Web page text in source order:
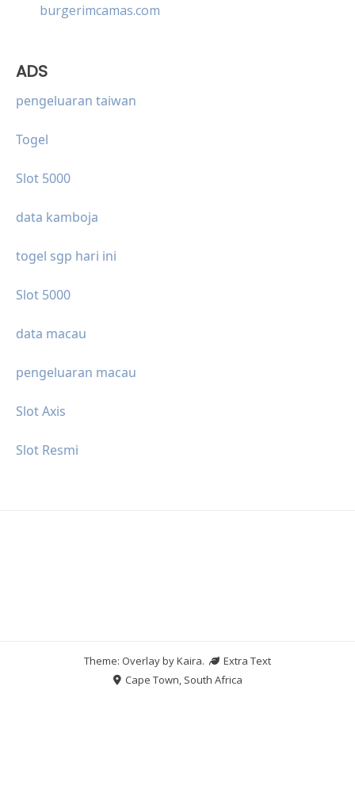
burgerimcamas.com
ADS
pengeluaran taiwan
Togel
Slot 5000
data kamboja
togel sgp hari ini
Slot 5000
data macau
pengeluaran macau
Slot Axis
Slot Resmi
Theme: Overlay byKaira.
Extra Text
Cape Town, South Africa